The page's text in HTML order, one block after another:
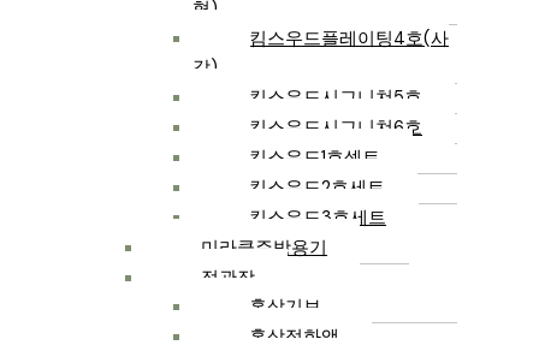
형)
킴스우드플레이팅4호(사
각)
킴스우드시그니쳐5호
킴스우드시그니쳐6호
킴스우드1호셋트
킴스우드2호세트
킴스우드3호세트
미라클주방용기
정관장
홍삼기보
홍삼정화액